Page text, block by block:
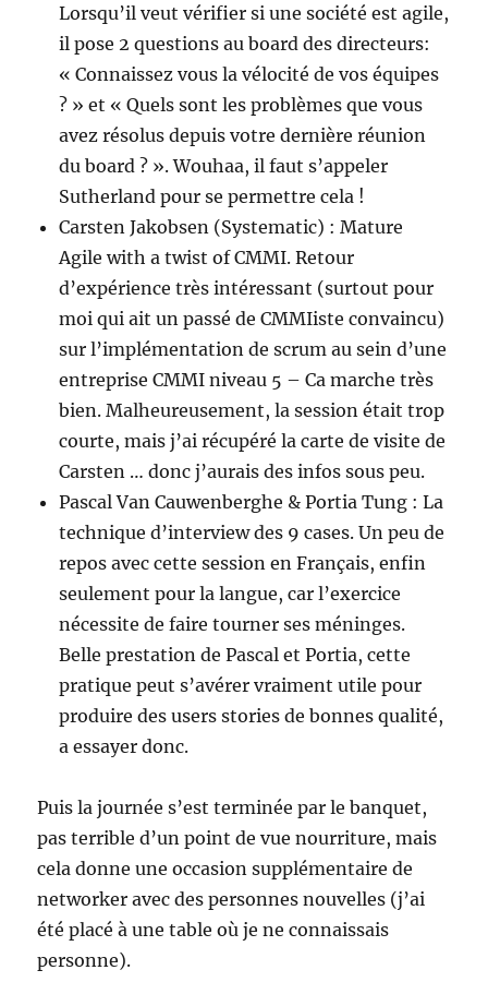
Lorsqu’il veut vérifier si une société est agile,
il pose 2 questions au board des directeurs:
« Connaissez vous la vélocité de vos équipes
? » et « Quels sont les problèmes que vous
avez résolus depuis votre dernière réunion
du board ? ». Wouhaa, il faut s’appeler
Sutherland pour se permettre cela !
Carsten Jakobsen (Systematic) : Mature
Agile with a twist of CMMI. Retour
d’expérience très intéressant (surtout pour
moi qui ait un passé de CMMIiste convaincu)
sur l’implémentation de scrum au sein d’une
entreprise CMMI niveau 5 – Ca marche très
bien. Malheureusement, la session était trop
courte, mais j’ai récupéré la carte de visite de
Carsten … donc j’aurais des infos sous peu.
Pascal Van Cauwenberghe & Portia Tung : La
technique d’interview des 9 cases. Un peu de
repos avec cette session en Français, enfin
seulement pour la langue, car l’exercice
nécessite de faire tourner ses méninges.
Belle prestation de Pascal et Portia, cette
pratique peut s’avérer vraiment utile pour
produire des users stories de bonnes qualité,
a essayer donc.
Puis la journée s’est terminée par le banquet,
pas terrible d’un point de vue nourriture, mais
cela donne une occasion supplémentaire de
networker avec des personnes nouvelles (j’ai
été placé à une table où je ne connaissais
personne).